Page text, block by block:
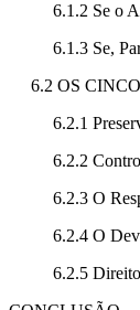
6.1.2 Se o
6.1.3 Se,
6.2 OS
6.2.1
6.2.2
6.2.3 O
6.2.4 O
6.2.5